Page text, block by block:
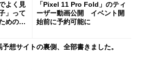
よく見
」って
めの注
「Pixel 11 Pro Fold」のティ
ーザー動画公開 イベント開
始前に予約可能に
予想サイトの裏側、全部書きました。